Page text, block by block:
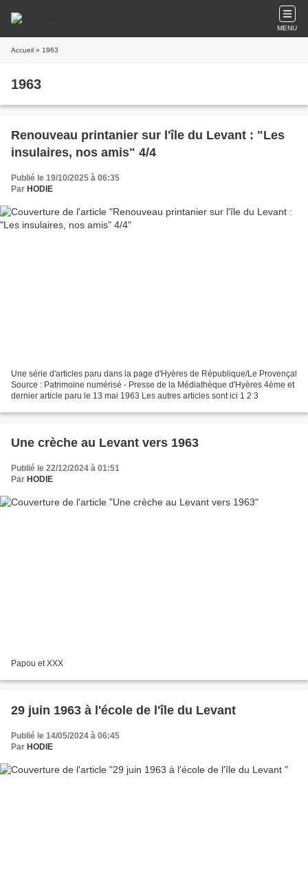
MENU
Accueil » 1963
1963
Renouveau printanier sur l'île du Levant : "Les
insulaires, nos amis" 4/4
Publié le 19/10/2025 à 06:35
Par HODIE
Une série d'articles paru dans la page d'Hyères de République/Le Provençal
Source : Patrimoine numérisé - Presse de la Médiathèque d'Hyères 4ème et
dernier article paru le 13 mai 1963 Les autres articles sont ici 1 2 3
Une crèche au Levant vers 1963
Publié le 22/12/2024 à 01:51
Par HODIE
Papou et XXX
29 juin 1963 à l'école de l'île du Levant
Publié le 14/05/2024 à 06:45
Par HODIE